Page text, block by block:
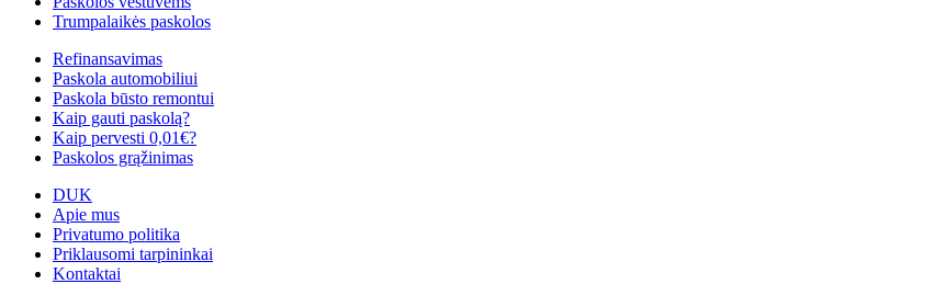
Trumpalaikės paskolos
Refinansavimas
Paskola automobiliui
Paskola būsto remontui
Kaip gauti paskolą?
Kaip pervesti 0,01€?
Paskolos grąžinimas
DUK
Apie mus
Privatumo politika
Priklausomi tarpininkai
Kontaktai